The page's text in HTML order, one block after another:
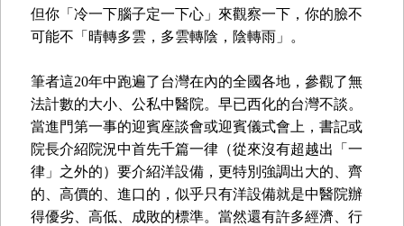
但你「冷一下腦子定一下心」來觀察一下，你的臉不
可能不「晴轉多雲，多雲轉陰，陰轉雨」。
筆者這20年中跑遍了台灣在內的全國各地，參觀了無
法計數的大小、公私中醫院。早已西化的台灣不談。
當進門第一事的迎賓座談會或迎賓儀式會上，書記或
院長介紹院況中首先千篇一律（從來沒有超越出「一
律」之外的）要介紹洋設備，更特別強調出大的、齊
的、高價的、進口的，似乎只有洋設備就是中醫院辦
得優劣、高低、成敗的標準。當然還有許多經濟、行